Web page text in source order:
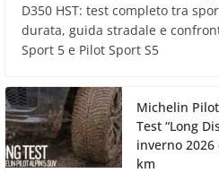
D350 HST: test completo tra
durata, guida stradale e
Sport 5 e Pilot Sport S5
Michelin
Test “Long
inverno 2026
km